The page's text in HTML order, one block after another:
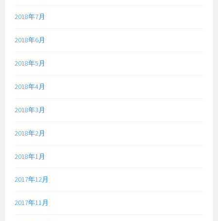
2018年7月
2018年6月
2018年5月
2018年4月
2018年3月
2018年2月
2018年1月
2017年12月
2017年11月